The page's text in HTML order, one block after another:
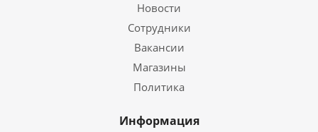
Новости
Сотрудники
Вакансии
Магазины
Политика
Информация